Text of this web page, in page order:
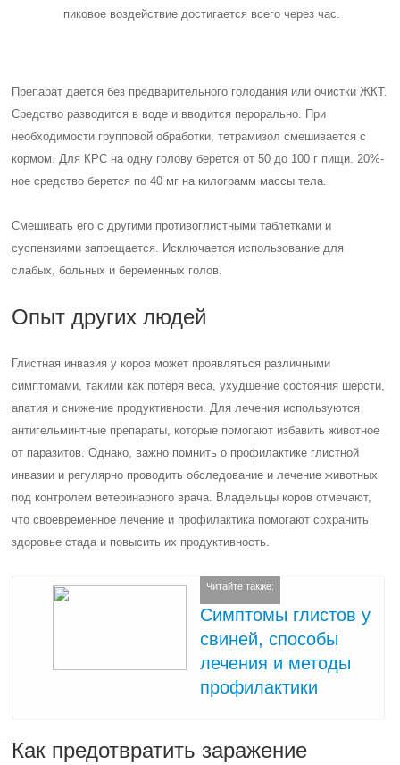
пиковое воздействие достигается всего через час.
Препарат дается без предварительного голодания или очистки ЖКТ.
Средство разводится в воде и вводится перорально. При
необходимости групповой обработки, тетрамизол смешивается с
кормом. Для КРС на одну голову берется от 50 до 100 г пищи. 20%-
ное средство берется по 40 мг на килограмм массы тела.
Смешивать его с другими противоглистными таблетками и
суспензиями запрещается. Исключается использование для
слабых, больных и беременных голов.
Опыт других людей
Глистная инвазия у коров может проявляться различными
симптомами, такими как потеря веса, ухудшение состояния шерсти,
апатия и снижение продуктивности. Для лечения используются
антигельминтные препараты, которые помогают избавить животное
от паразитов. Однако, важно помнить о профилактике глистной
инвазии и регулярно проводить обследование и лечение животных
под контролем ветеринарного врача. Владельцы коров отмечают,
что своевременное лечение и профилактика помогают сохранить
здоровье стада и повысить их продуктивность.
Читайте также:
Симптомы глистов у
свиней, способы
лечения и методы
профилактики
Как предотвратить заражение